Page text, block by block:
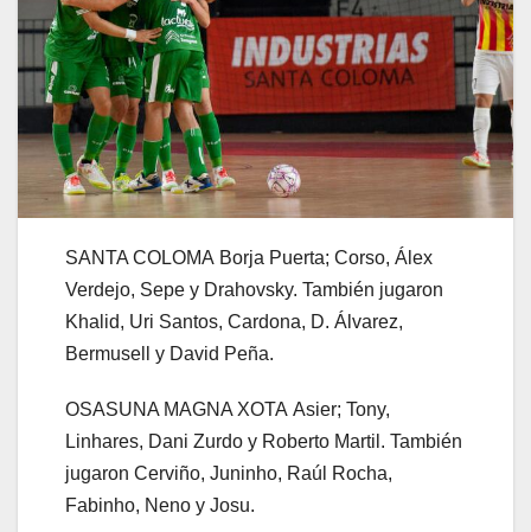
SANTA COLOMA Borja Puerta; Corso, Álex
Verdejo, Sepe y Drahovsky. También jugaron
Khalid, Uri Santos, Cardona, D. Álvarez,
Bermusell y David Peña.
OSASUNA MAGNA XOTA Asier; Tony,
Linhares, Dani Zurdo y Roberto Martil. También
jugaron Cerviño, Juninho, Raúl Rocha,
Fabinho, Neno y Josu.